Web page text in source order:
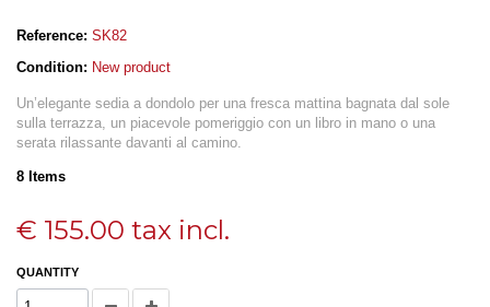
Reference: SK82
Condition: New product
Un’elegante sedia a dondolo per una fresca mattina bagnata dal sole
sulla terrazza, un piacevole pomeriggio con un libro in mano o una
serata rilassante davanti al camino.
8 Items
€ 155.00 tax incl.
QUANTITY